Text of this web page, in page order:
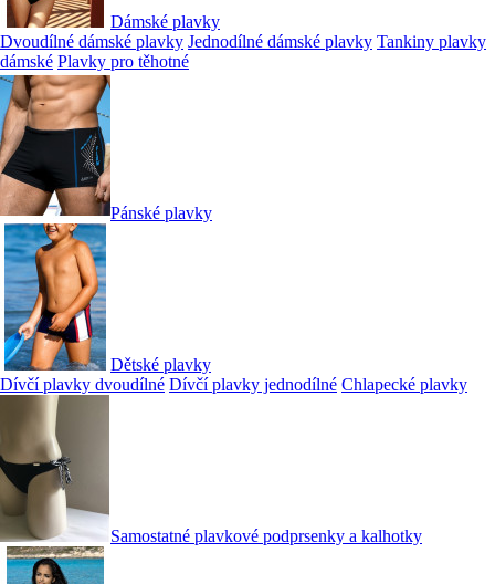
Dámské plavky
Dvoudílné dámské plavky Jednodílné dámské plavky Tankiny plavky
dámské Plavky pro těhotné
Pánské plavky
Dětské plavky
Dívčí plavky dvoudílné Dívčí plavky jednodílné Chlapecké plavky
Samostatné plavkové podprsenky a kalhotky